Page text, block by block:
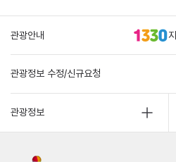
관광안내
관광정보 수정/신규요청
관광정보